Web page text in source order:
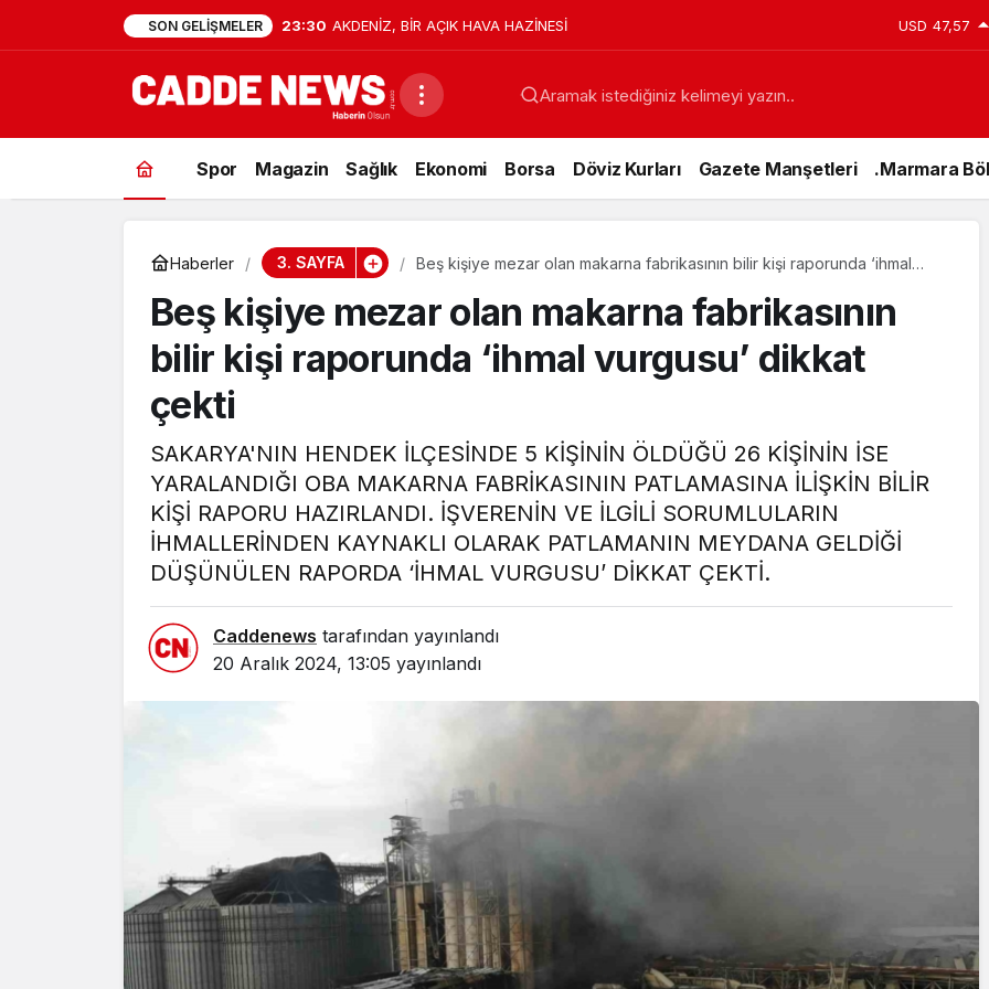
SON GELIŞMELER 9:41 15 Temmuz’da Cumhurbaşkanı Erdoğan’a Suikast Girişiminde Bulunan FETÖ
Firarisi B.K. Afyonkarahisar’da Yakalandı
USD 47,57
Aramak istediğiniz kelimeyi yazın..
Spor Magazin Sağlık Ekonomi Borsa Döviz Kurları Gazete Manşetleri .Marmara
Haberler 3. SAYFA
Beş kişiye mezar olan makarna fabrikasının bilir kişi raporunda ‘ihmal
Beş kişiye mezar olan makarna fabrikasının
bilir kişi raporunda ‘ihmal vurgusu’ dikkat
çekti
SAKARYA'NIN HENDEK İLÇESİNDE 5 KİŞİNİN ÖLDÜĞÜ 26 KİŞİNİN İSE
YARALANDIĞI OBA MAKARNA FABRİKASININ PATLAMASINA İLİŞKİN BİLİR
KİŞİ RAPORU HAZIRLANDI. İŞVERENİN VE İLGİLİ SORUMLULARIN
İHMALLERİNDEN KAYNAKLI OLARAK PATLAMANIN MEYDANA GELDİĞİ
DÜŞÜNÜLEN RAPORDA ‘İHMAL VURGUSU’ DİKKAT ÇEKTİ.
Caddenews tarafından yayınlandı
20 Aralık 2024, 13:05 yayınlandı
Yazarlar
AKDENİZ, BİR AÇIK
HAVA HAZİNESİ
Genel
15 Temmuz’da
Cumhurbaşkanı
Erdoğan’a Suikast
Girişiminde Bulunan
FETÖ Firarisi B.K.